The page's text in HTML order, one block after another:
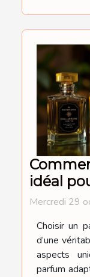
idéal
Mercredi 29
Choisir un
d’une
aspects
parfum